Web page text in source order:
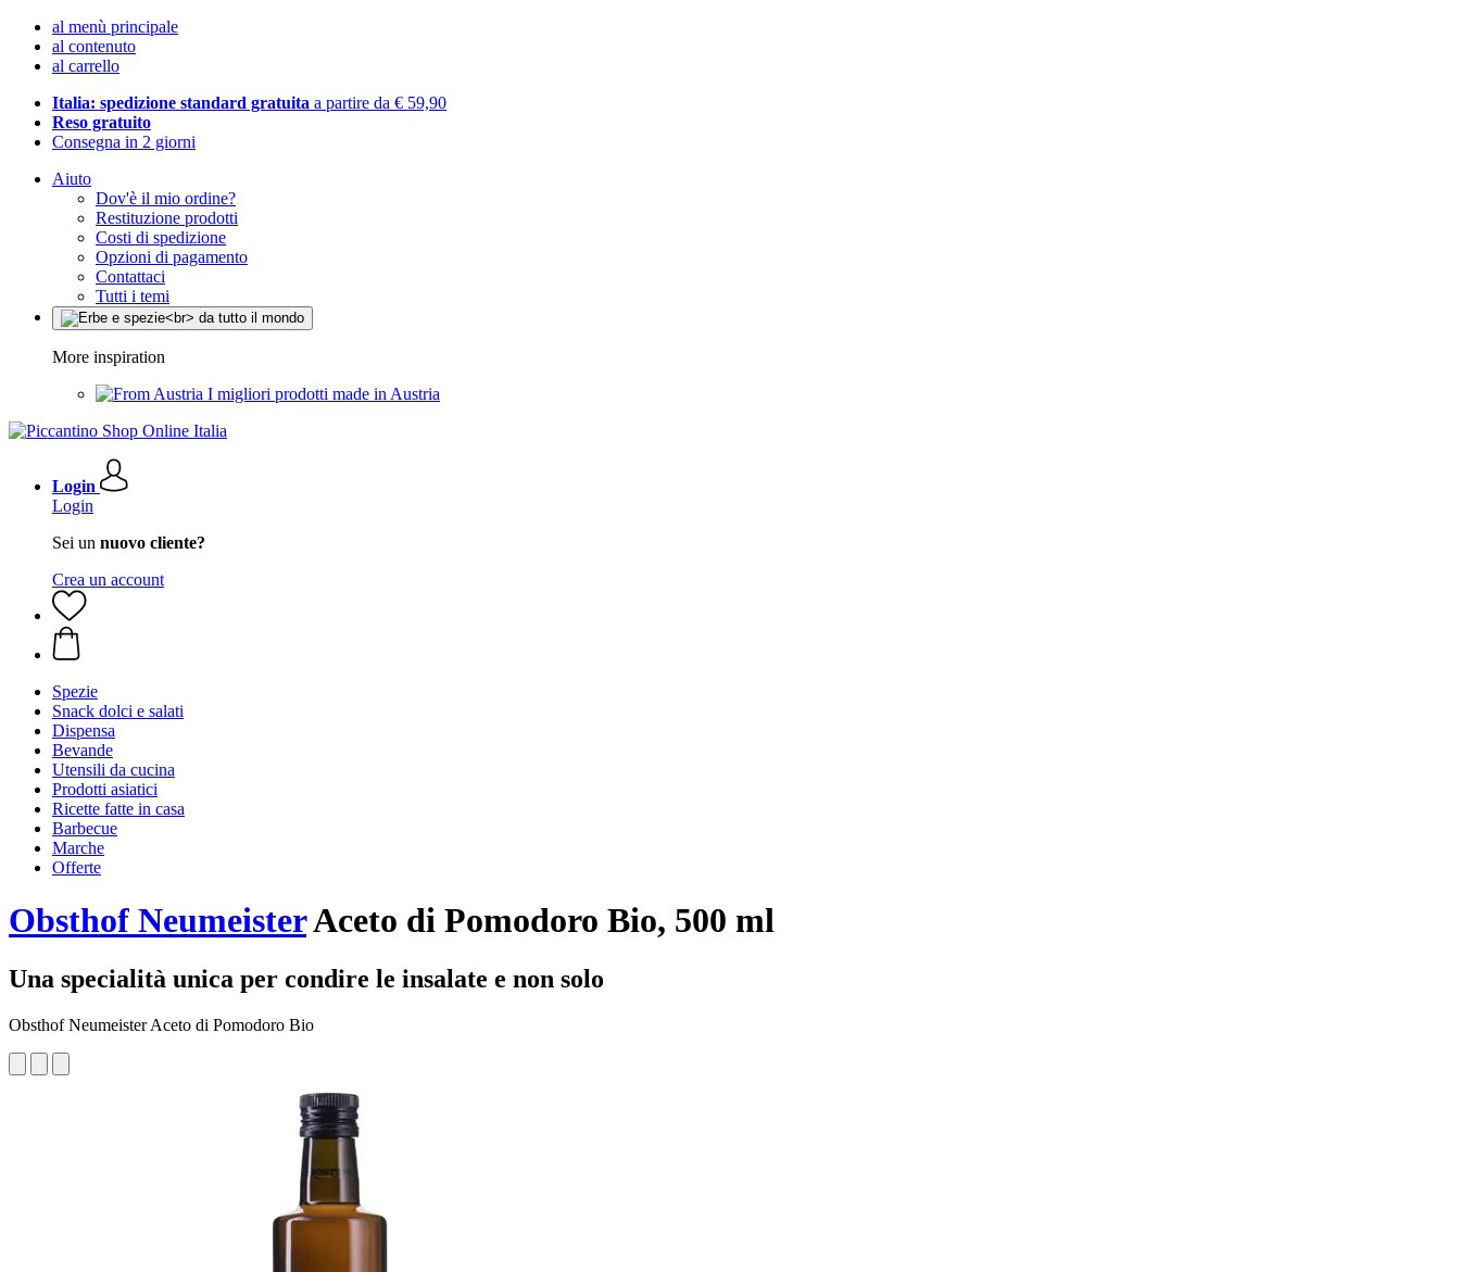
al menù principale
al contenuto
al carrello
Italia: spedizione standard gratuita a partire da € 59,90
Reso gratuito
Consegna in 2 giorni
Aiuto
Dov'è il mio ordine?
Restituzione prodotti
Costi di spedizione
Opzioni di pagamento
Contattaci
Tutti i temi
More inspiration
I migliori prodotti made in Austria
Login
Login
Sei un nuovo cliente?
Crea un account
Spezie
Snack dolci e salati
Dispensa
Bevande
Utensili da cucina
Prodotti asiatici
Ricette fatte in casa
Barbecue
Marche
Offerte
Obsthof NeumeisterAceto di Pomodoro Bio, 500 ml
Una specialità unica per condire le insalate e non solo
Obsthof Neumeister Aceto di Pomodoro Bio